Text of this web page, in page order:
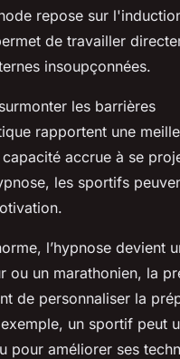
repose sur
de travailler
insoupçonnées.
les barrières
rapportent une
accrue à se
, les sportifs
l’hypnose devient
ou un marathonien, la
de personnaliser la
un sportif peut
pour améliorer ses